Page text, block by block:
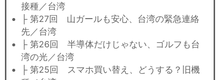
接種／台湾
├ 第27回 山ガールも安心、台湾の緊急連絡
先／台湾
├ 第26回 半導体だけじゃない、ゴルフも台
湾の光／台湾
├ 第25回 スマホ買い替え、どうする？旧機